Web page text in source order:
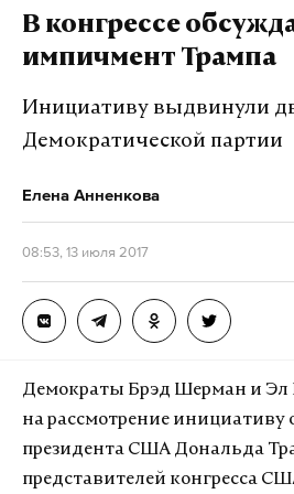
им придется бежать с
активно готовятся. На
лишь организующей
отметил аналитик.
призывом объявить Петру
импичмент. Однако
стране нет, поэтому у
сомнения в возможности
власти.
Подпишитесь на Daily
работает там, где
В конгрессе
импичмент Трампа
Инициативу выдвинули
Демократической партии
Елена Анненкова
08:53, 13 июля 2017
Демократы Брэд Шерман и Эл
на рассмотрение инициативу
президента США Дональда
представителей конгресса